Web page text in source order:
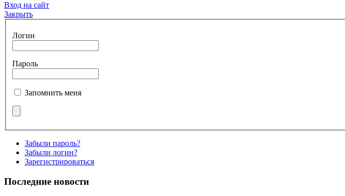
Вход на сайт
Закрыть
Логин
Пароль
Запомнить меня
Забыли пароль?
Забыли логин?
Зарегистрироваться
Последние новости